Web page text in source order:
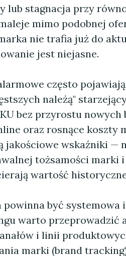
lub stagnacja przy
mimo podobnej
nie trafia już do
jest niejasne.
często
należą"
bez przyrostu
oraz rosnące koszty
jakościowe wskaźniki —
tożsamości marki
wartość
powinna być systemowa
warto przeprowadzić
i linii
marki (brand